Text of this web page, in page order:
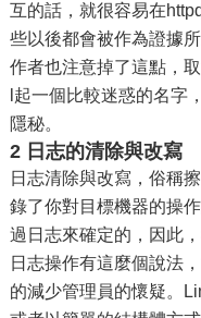
互的話，就很容易在
些以後都會被作為證據
作者也注意掉了這點，
l起一個比較迷惑的名字
隱秘。
2 日志的清除與改寫
日志清除與改寫，俗稱
錄了你對目標機器的操
過日志來確定的，因此
日志操作有這麼個說法
的減少管理員的懷疑。